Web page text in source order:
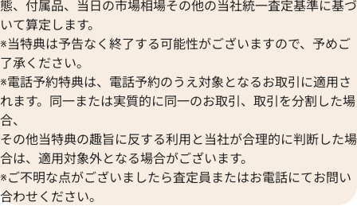
態、付属品、当日の市場相場その他の当社統一査定基準に基づ
いて算定します。
※当特典は予告なく終了する可能性がございますので、予めご
了承ください。
※電話予約特典は、電話予約のうえ対象となるお取引に適用さ
れます。同一または実質的に同一のお取引、取引を分割した場
合、
その他当特典の趣旨に反する利用と当社が合理的に判断した場
合は、適用対象外となる場合がございます。
※ご不明な点がございましたら査定員またはお電話にてお問い
合わせください。